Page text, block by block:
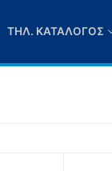
ΤΗΛ. ΚΑΤΆΛΟΓΟΣ